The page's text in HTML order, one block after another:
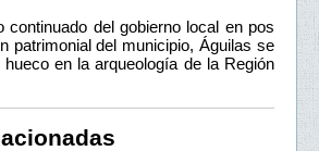
continuado del gobierno local en pos
patrimonial del municipio, Águilas se
en la arqueología de la Región